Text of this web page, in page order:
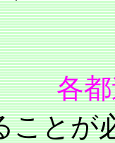
府
ことが